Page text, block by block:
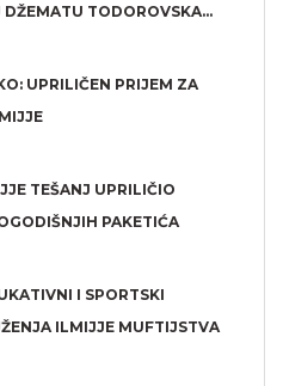
TODOROVSKA...
UPRILIČEN PRIJEM ZA
TEŠANJ UPRILIČIO
PAKETIĆA
I SPORTSKI
ILMIJJE MUFTIJSTVA